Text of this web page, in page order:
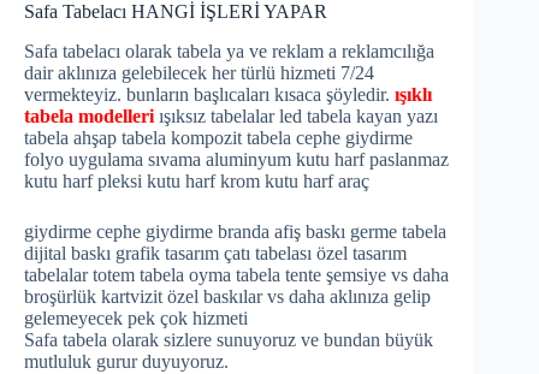
Safa Tabelacı HANGİ İŞLERİ YAPAR
Safa tabelacı olarak tabela ya ve reklam a reklamcılığa
dair aklınıza gelebilecek her türlü hizmeti 7/24
vermekteyiz. bunların başlıcaları kısaca şöyledir. ışıklı
tabela modelleri ışıksız tabelalar led tabela kayan yazı
tabela ahşap tabela kompozit tabela cephe giydirme
folyo uygulama sıvama aluminyum kutu harf paslanmaz
kutu harf pleksi kutu harf krom kutu harf araç
giydirme cephe giydirme branda afiş baskı germe tabela
dijital baskı grafik tasarım çatı tabelası özel tasarım
tabelalar totem tabela oyma tabela tente şemsiye vs daha
broşürlük kartvizit özel baskılar vs daha aklınıza gelip
gelemeyecek pek çok hizmeti
Safa tabela olarak sizlere sunuyoruz ve bundan büyük
mutluluk gurur duyuyoruz.